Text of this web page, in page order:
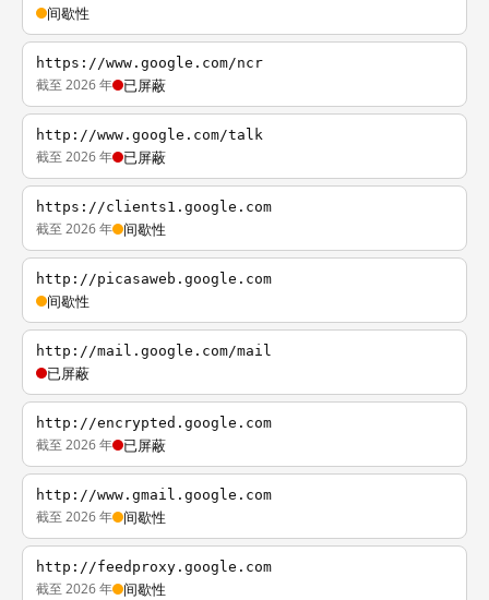
间歇性
https://www.google.com/ncr
截至 2026 年 已屏蔽
http://www.google.com/talk
截至 2026 年 已屏蔽
https://clients1.google.com
截至 2026 年 间歇性
http://picasaweb.google.com
间歇性
http://mail.google.com/mail
已屏蔽
http://encrypted.google.com
截至 2026 年 已屏蔽
http://www.gmail.google.com
截至 2026 年 间歇性
http://feedproxy.google.com
截至 2026 年 间歇性